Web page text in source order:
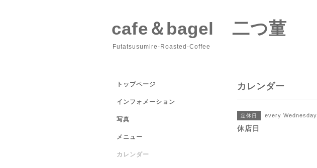
cafe＆bagel 二つ菫
Futatsusumire-Roasted-Coffee
カレンダー
定休日 every Wednesday
休店日
トップページ
インフォメーション
写真
メニュー
カレンダー